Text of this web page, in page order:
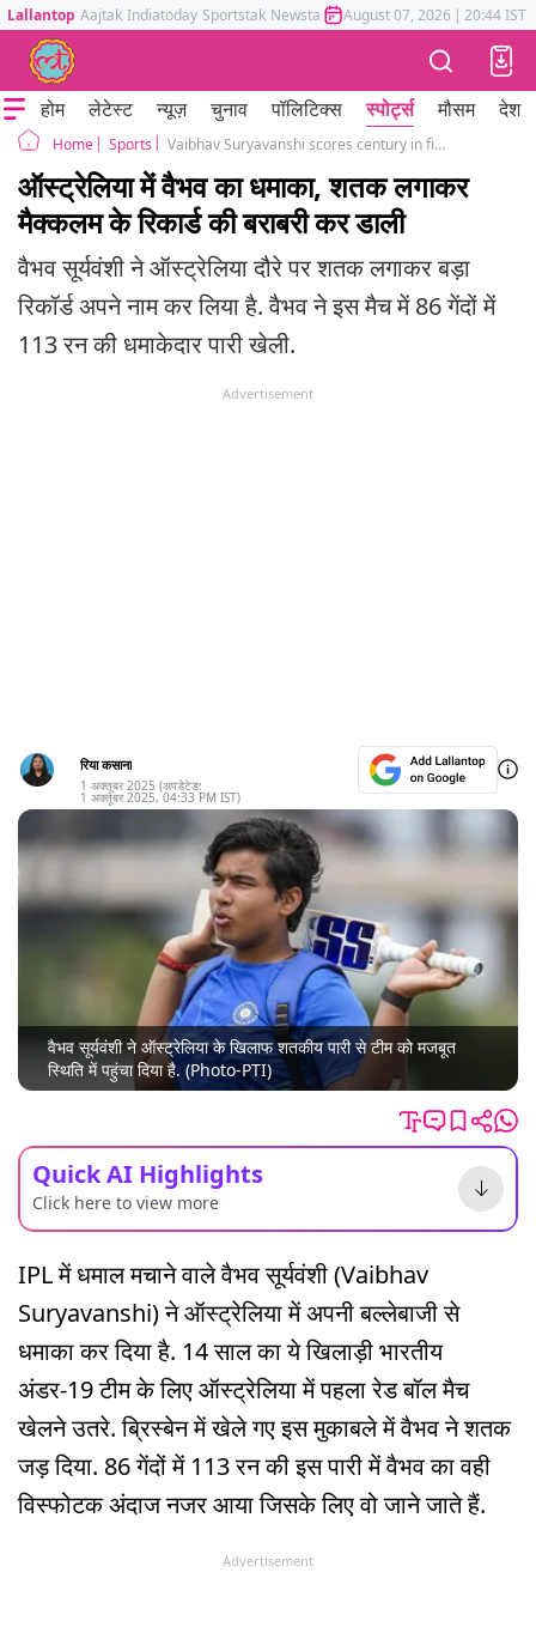
Lallantop Aajtak Indiatoday Sportstak Newstak Mumbai Tak Astrotak
August 07, 2026 | 20:44 IST
होम लेटेस्ट न्यूज़ चुनाव पॉलिटिक्स स्पोर्ट्स मौसम देश
Home Sports Vaibhav Suryavanshi scores century in first red ball match vs Australia hammers 8 sixes
ऑस्ट्रेलिया में वैभव का धमाका, शतक लगाकर
मैक्कलम के रिकार्ड की बराबरी कर डाली
​वैभव सूर्यवंशी ने ऑस्ट्रेलिया दौरे पर शतक लगाकर बड़ा
रिकॉर्ड अपने नाम कर लिया है. वैभव ने इस मैच में 86 गेंदों में
113 रन की धमाकेदार पारी खेली.
Advertisement
रिया कसाना
1 अक्तूबर 2025 (अपडेटेड:
1 अक्तूबर 2025, 04:33 PM IST)
वैभव सूर्यवंशी ने ऑस्ट्रेलिया के खिलाफ शतकीय पारी से टीम को मजबूत
स्थिति में पहुंचा दिया है. (Photo-PTI)
Quick AI Highlights
Click here to view more
IPL में धमाल मचाने वाले वैभव सूर्यवंशी (Vaibhav
Suryavanshi) ने ऑस्ट्रेलिया में अपनी बल्लेबाजी से
धमाका कर दिया है. 14 साल का ये खिलाड़ी भारतीय
अंडर-19 टीम के लिए ऑस्ट्रेलिया में पहला रेड बॉल मैच
खेलने उतरे. ब्रिस्बेन में खेले गए इस मुकाबले में वैभव ने शतक
जड़ दिया. 86 गेंदों में 113 रन की इस पारी में वैभव का वही
विस्फोटक अंदाज नजर आया जिसके लिए वो जाने जाते हैं.
Advertisement